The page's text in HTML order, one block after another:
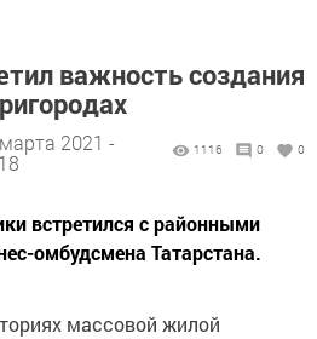
важность создания
2021 -
1116 0 0
встретился с районными
омбудсмена Татарстана.
массовой жилой